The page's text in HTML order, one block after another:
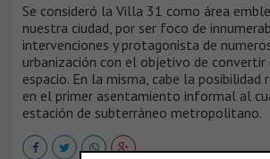
Se consideró la Villa 31 como área
nuestra ciudad, por ser foco de
intervenciones y protagonista de
urbanización con el objetivo de convertir
espacio. En la misma, cabe la posibilidad
en el primer asentamiento informal al
estación de subterráneo metropolitano.